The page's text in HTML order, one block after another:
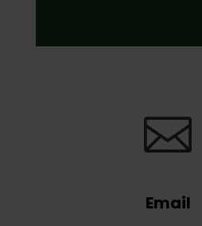

Email